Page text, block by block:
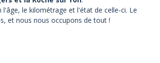
le kilométrage et l'état de celle-ci. Le
et nous nous occupons de tout !